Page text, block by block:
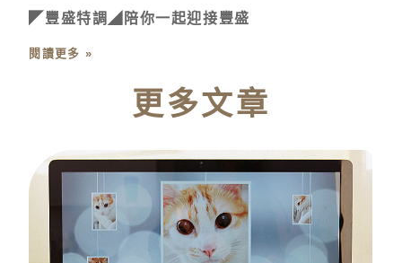
◤豐盛特調◢陪你一起迎接豐盛
閱讀更多 »
更多文章